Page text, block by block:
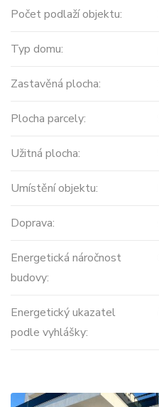
Počet podlaží objektu:
Typ domu:
Zastavěná plocha:
Plocha parcely:
Užitná plocha:
Umístění objektu:
Doprava:
Energetická náročnost
budovy:
Energetický ukazatel
podle vyhlášky: